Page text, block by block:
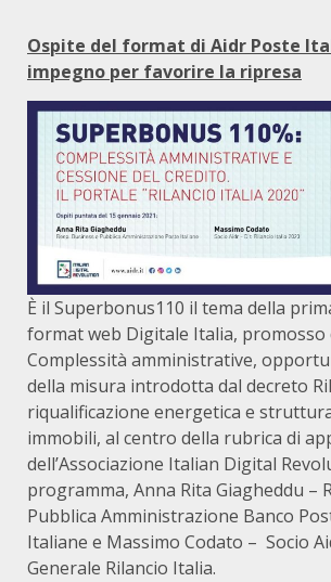
Ospite del format di Aidr Poste
impegno per favorire la ripresa
È il Superbonus110 il tema della
format web Digitale Italia, promosso
Complessità amministrative,
della misura introdotta dal decreto
riqualificazione energetica e
immobili, al centro della rubrica di
dell’Associazione Italian Digital
programma, Anna Rita Giagheddu –
Pubblica Amministrazione Banco
Italiane e Massimo Codato – Socio
Generale Rilancio Italia.